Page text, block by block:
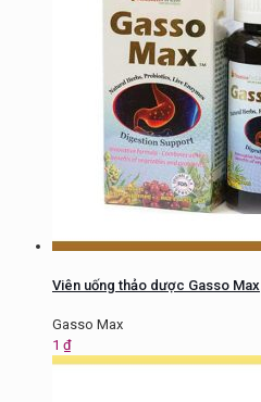
Viên uống thảo dược Gasso Max
Gasso Max
1 ₫